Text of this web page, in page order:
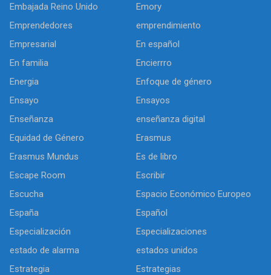
Embajada Reino Unido
Emory
Emprendedores
emprendimiento
Empresarial
En español
En familia
Encierrro
Energia
Enfoque de género
Ensayo
Ensayos
Enseñanza
enseñanza digital
Equidad de Género
Erasmus
Erasmus Mundus
Es de libro
Escape Room
Escribir
Escucha
Espacio Económico Europeo
España
Español
Especialización
Especializaciones
estado de alarma
estados unidos
Estrategia
Estrategias